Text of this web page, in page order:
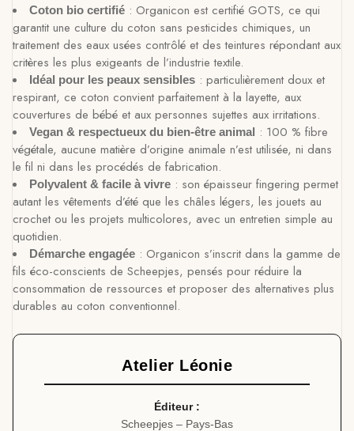
Coton bio certifié : Organicon est certifié GOTS, ce qui
garantit une culture du coton sans pesticides chimiques, un
traitement des eaux usées contrôlé et des teintures répondant aux
critères les plus exigeants de l’industrie textile.
Idéal pour les peaux sensibles : particulièrement doux et
respirant, ce coton convient parfaitement à la layette, aux
couvertures de bébé et aux personnes sujettes aux irritations.
Vegan & respectueux du bien-être animal : 100 % fibre
végétale, aucune matière d’origine animale n’est utilisée, ni dans
le fil ni dans les procédés de fabrication.
Polyvalent & facile à vivre : son épaisseur fingering permet
autant les vêtements d’été que les châles légers, les jouets au
crochet ou les projets multicolores, avec un entretien simple au
quotidien.
Démarche engagée : Organicon s’inscrit dans la gamme de
fils éco-conscients de Scheepjes, pensés pour réduire la
consommation de ressources et proposer des alternatives plus
durables au coton conventionnel.
Atelier Léonie
Éditeur :
Scheepjes – Pays-Bas